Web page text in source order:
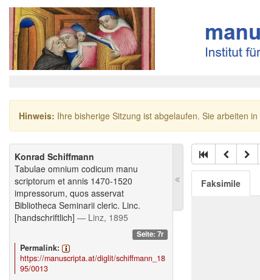
Hinweis: Ihre bisherige Sitzung ist abgelaufen. Sie arbeiten
Konrad Schiffmann
Tabulae omnium codicum manu
scriptorum et annis 1470-1520
impressorum, quos asservat
Bibliotheca Seminarii cleric. Linc.
[handschriftlich] — Linz, 1895
Seite: 7r
Permalink:
https://manuscripta.at/diglit/schiffmann_18
95/0013
Faksimile